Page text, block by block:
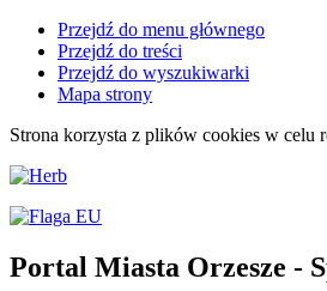
Przejdź do menu głównego
Przejdź do treści
Przejdź do wyszukiwarki
Mapa strony
Strona korzysta z plików cookies w celu
Portal Miasta Orzesze -